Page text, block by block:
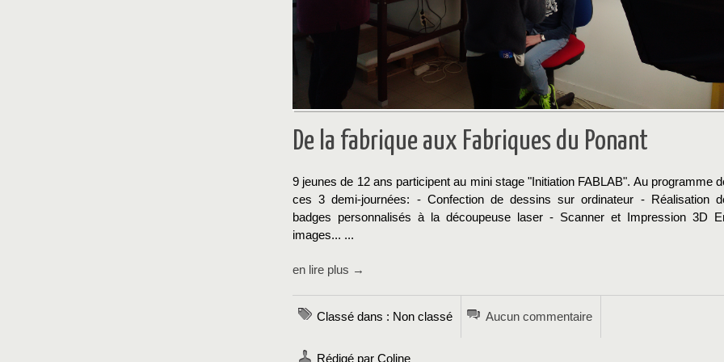
De la fabrique aux Fabriques du Ponant
9 jeunes de 12 ans participent au mini stage "Initiation FABLAB". Au programme
ces 3 demi-journées: - Confection de dessins sur ordinateur - Réalisation
badges personnalisés à la découpeuse laser - Scanner et Impression 3D
images... ...
en lire plus →
Classé dans : Non classé Aucun commentaire
Rédigé par Coline